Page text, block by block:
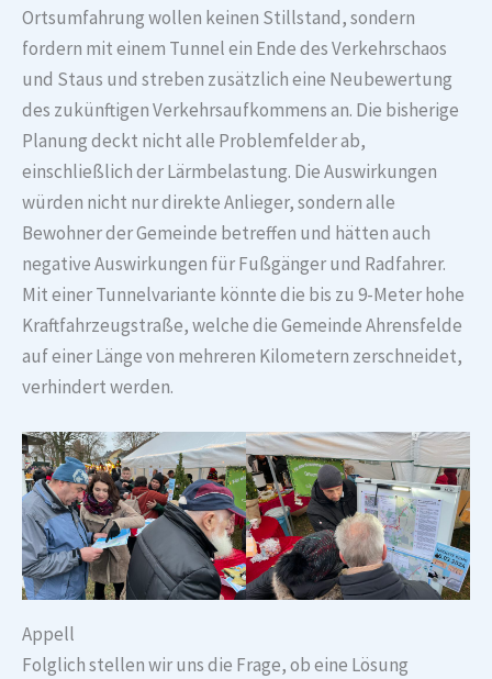
Ortsumfahrung wollen keinen Stillstand, sondern
fordern mit einem Tunnel ein Ende des Verkehrschaos
und Staus und streben zusätzlich eine Neubewertung
des zukünftigen Verkehrsaufkommens an. Die bisherige
Planung deckt nicht alle Problemfelder ab,
einschließlich der Lärmbelastung. Die Auswirkungen
würden nicht nur direkte Anlieger, sondern alle
Bewohner der Gemeinde betreffen und hätten auch
negative Auswirkungen für Fußgänger und Radfahrer.
Mit einer Tunnelvariante könnte die bis zu 9-Meter hohe
Kraftfahrzeugstraße, welche die Gemeinde Ahrensfelde
auf einer Länge von mehreren Kilometern zerschneidet,
verhindert werden.
Appell
Folglich stellen wir uns die Frage, ob eine Lösung